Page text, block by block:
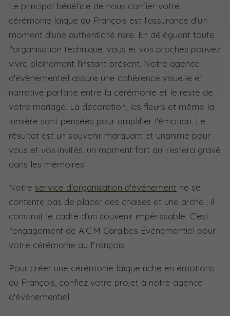
Le principal bénéfice de nous confier votre
cérémonie laïque au François est l'assurance d'un
moment d'une authenticité rare. En déléguant toute
l'organisation technique, vous et vos proches pouvez
vivre pleinement l'instant présent. Notre agence
d'évènementiel assure une cohérence visuelle et
narrative parfaite entre la cérémonie et le reste de
votre mariage. La décoration, les fleurs et même la
lumière sont pensées pour amplifier l'émotion. Le
résultat est un souvenir marquant et unanime pour
vous et vos invités, un moment fort qui restera gravé
dans les mémoires.
Notre service d'organisation d'événement ne se
contente pas de placer des chaises et une arche ; il
construit le cadre d'un souvenir impérissable. C'est
l'engagement de A.C.M Caraibes Événementiel pour
votre cérémonie au François.
Pour créer une cérémonie laïque riche en émotions
au François, confiez votre projet à notre agence
d'évènementiel.